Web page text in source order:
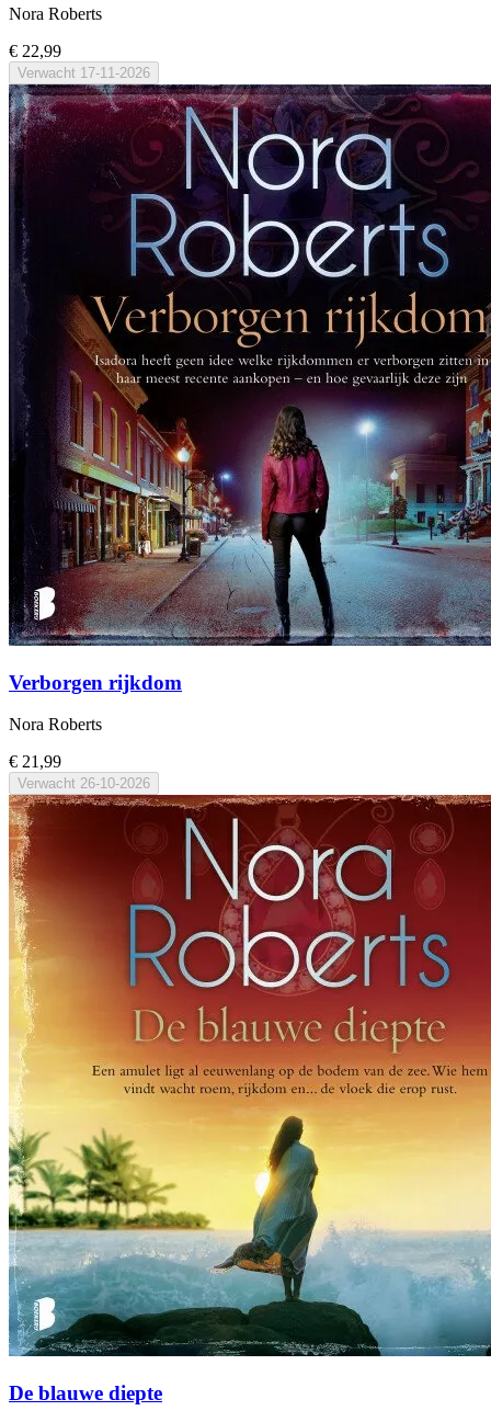
Nora Roberts
€ 22,99
Verwacht 17-11-2026
Verborgen rijkdom
Nora Roberts
€ 21,99
Verwacht 26-10-2026
De blauwe diepte